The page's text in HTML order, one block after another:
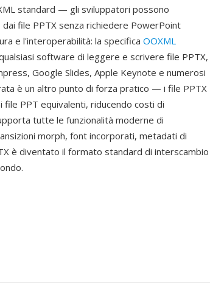
standard — gli sviluppatori possono
file PPTX senza richiedere PowerPoint
e l'interoperabilità: la specifica OOXML
software di leggere e scrivere file PPTX,
Google Slides, Apple Keynote e numerosi
è un altro punto di forza pratico — i file PPTX
PPT equivalenti, riducendo costi di
tutte le funzionalità moderne di
morph, font incorporati, metadati di
è diventato il formato standard di interscambio